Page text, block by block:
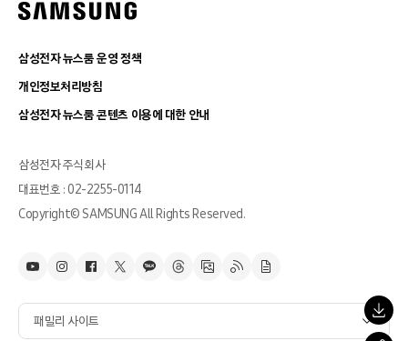
삼성전자 뉴스룸 운영 정책
개인정보처리방침
삼성전자 뉴스룸 콘텐츠 이용에 대한 안내
삼성전자 주식회사
대표번호 : 02-2255-0114
Copyright© SAMSUNG All Rights Reserved.
패밀리 사이트